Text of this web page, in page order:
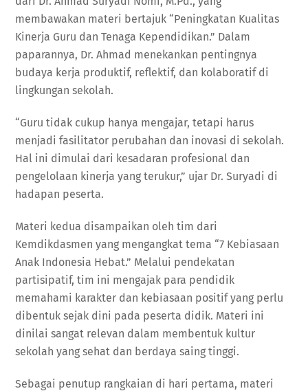
membawakan materi bertajuk “Peningkatan Kualitas
Kinerja Guru dan Tenaga Kependidikan.” Dalam
paparannya, Dr. Ahmad menekankan pentingnya
budaya kerja produktif, reflektif, dan kolaboratif di
lingkungan sekolah.
“Guru tidak cukup hanya mengajar, tetapi harus
menjadi fasilitator perubahan dan inovasi di sekolah.
Hal ini dimulai dari kesadaran profesional dan
pengelolaan kinerja yang terukur,” ujar Dr. Suryadi di
hadapan peserta.
Materi kedua disampaikan oleh tim dari
Kemdikdasmen yang mengangkat tema “7 Kebiasaan
Anak Indonesia Hebat.” Melalui pendekatan
partisipatif, tim ini mengajak para pendidik
memahami karakter dan kebiasaan positif yang perlu
dibentuk sejak dini pada peserta didik. Materi ini
dinilai sangat relevan dalam membentuk kultur
sekolah yang sehat dan berdaya saing tinggi.
Sebagai penutup rangkaian di hari pertama, materi